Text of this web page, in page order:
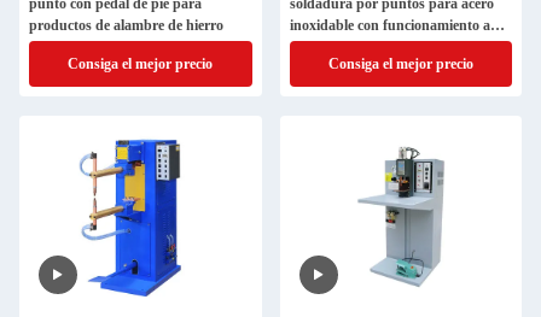
punto con pedal de pie para
productos de alambre de hierro
Consiga el mejor precio
soldadura por puntos para acero
inoxidable con funcionamiento a
pedal
Consiga el mejor precio